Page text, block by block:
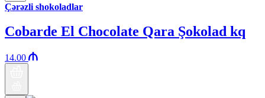
Çərəzli shokoladlar
Cobarde El Chocolate Qara Şokolad kq
14.00